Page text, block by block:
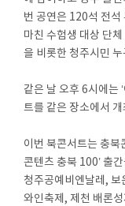
번 공연은 120석 전석
마친 수험생 대상 단
을 비롯한 청주시민
같은 날 오후 6시에는
트를 같은 장소에서 개
이번 북콘서트는 충북
콘텐츠 충북 100’ 출
청주공예비엔날레,
와인축제, 제천 배론